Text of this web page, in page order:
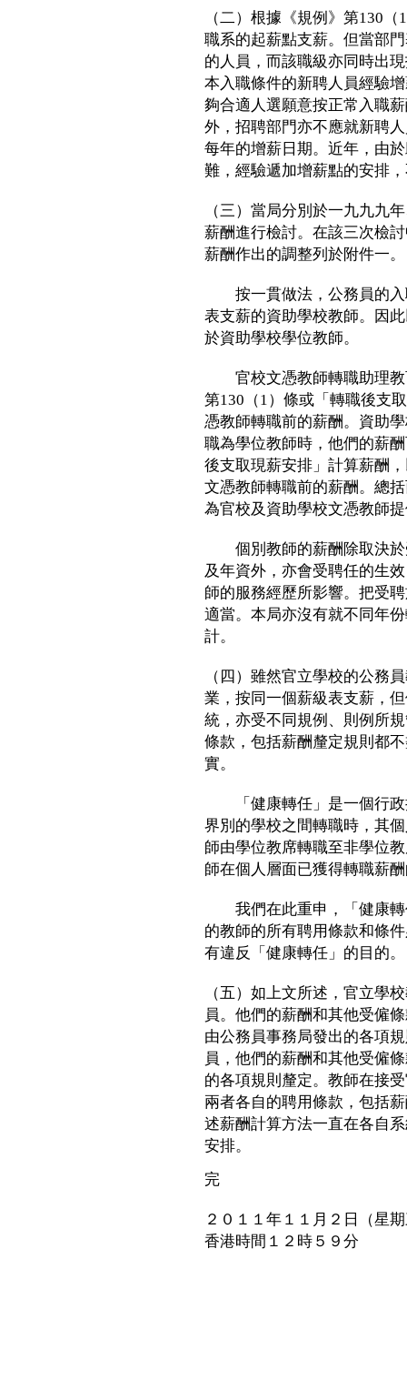
（二）根據《規例》第130
職系的起薪點支薪。但當部
的人員，而該職級亦同時出
本入職條件的新聘人員經驗
夠合適人選願意按正常入職
外，招聘部門亦不應就新聘
每年的增薪日期。近年，由
難，經驗遞加增薪點的安排
（三）當局分別於一九九九
薪酬進行檢討。在該三次檢
薪酬作出的調整列於附件一。
按一貫做法，公務員的入
表支薪的資助學校教師。因
於資助學校學位教師。
官校文憑教師轉職助理教
第130（1）條或「轉職後支
憑教師轉職前的薪酬。資助
職為學位教師時，他們的薪
後支取現薪安排」計算薪酬
文憑教師轉職前的薪酬。總
為官校及資助學校文憑教師
個別教師的薪酬除取決於
及年資外，亦會受聘任的生
師的服務經歷所影響。把受
適當。本局亦沒有就不同年
計。
（四）雖然官立學校的公務
業，按同一個薪級表支薪，
統，亦受不同規例、則例所
條款，包括薪酬釐定規則都
實。
「健康轉任」是一個行政
界別的學校之間轉職時，其
師由學位教席轉職至非學位
師在個人層面已獲得轉職薪
我們在此重申，「健康轉
的教師的所有聘用條款和條
有違反「健康轉任」的目的。
（五）如上文所述，官立學
員。他們的薪酬和其他受僱
由公務員事務局發出的各項
員，他們的薪酬和其他受僱
的各項規則釐定。教師在接
兩者各自的聘用條款，包括
述薪酬計算方法一直在各自
安排。
完
２０１１年１１月２日（星
香港時間１２時５９分